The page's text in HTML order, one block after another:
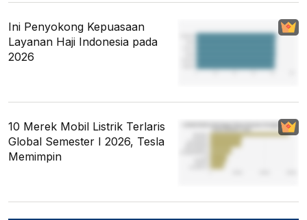
Ini Penyokong Kepuasaan
Layanan Haji Indonesia pada
2026
10 Merek Mobil Listrik Terlaris
Global Semester I 2026, Tesla
Memimpin